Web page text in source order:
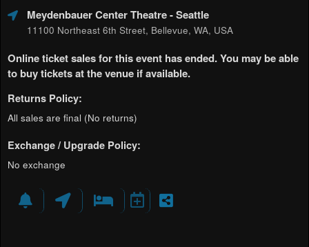
Meydenbauer Center Theatre- Seattle
11100 Northeast 6th Street, Bellevue, WA, USA
Online ticket sales for this event has ended. You may be able
to buy tickets at the venue if available.
Returns Policy:
All sales are final (No returns)
Exchange / Upgrade Policy:
No exchange